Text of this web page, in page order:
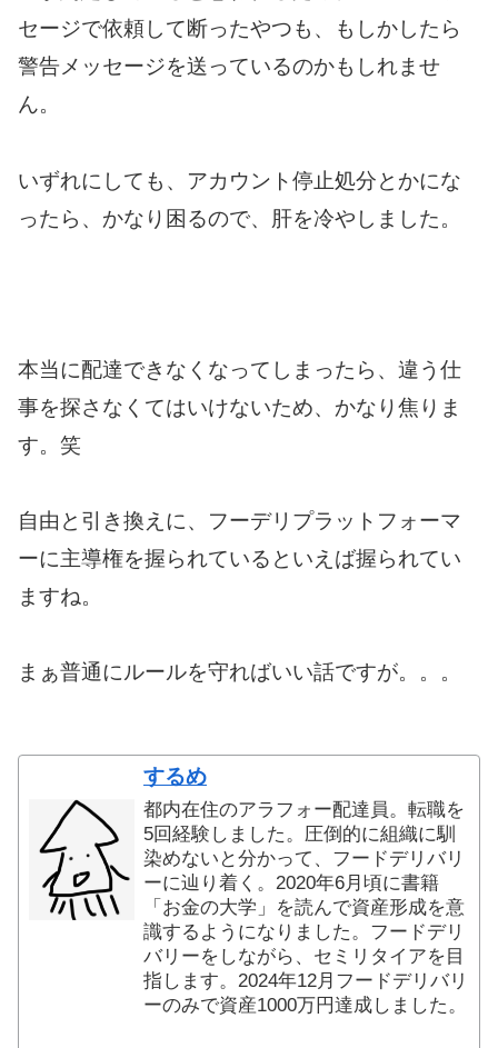
セージで依頼して断ったやつも、もしかしたら
警告メッセージを送っているのかもしれませ
ん。
いずれにしても、アカウント停止処分とかにな
ったら、かなり困るので、肝を冷やしました。
本当に配達できなくなってしまったら、違う仕
事を探さなくてはいけないため、かなり焦りま
す。笑
自由と引き換えに、フーデリプラットフォーマ
ーに主導権を握られているといえば握られてい
ますね。
まぁ普通にルールを守ればいい話ですが。。。
するめ
都内在住のアラフォー配達員。転職を
5回経験しました。圧倒的に組織に馴
染めないと分かって、フードデリバリ
ーに辿り着く。2020年6月頃に書籍
「お金の大学」を読んで資産形成を意
識するようになりました。フードデリ
バリーをしながら、セミリタイアを目
指します。2024年12月フードデリバリ
ーのみで資産1000万円達成しました。